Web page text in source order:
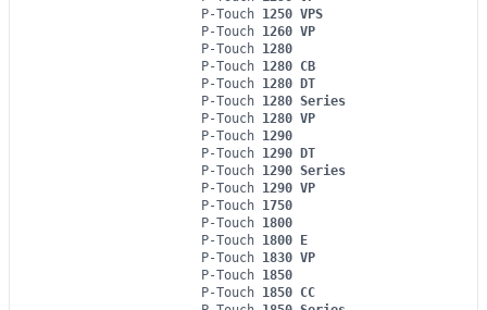
P-Touch 1250 VPS
P-Touch 1260 VP
P-Touch 1280
P-Touch 1280 CB
P-Touch 1280 DT
P-Touch 1280 Series
P-Touch 1280 VP
P-Touch 1290
P-Touch 1290 DT
P-Touch 1290 Series
P-Touch 1290 VP
P-Touch 1750
P-Touch 1800
P-Touch 1800 E
P-Touch 1830 VP
P-Touch 1850
P-Touch 1850 CC